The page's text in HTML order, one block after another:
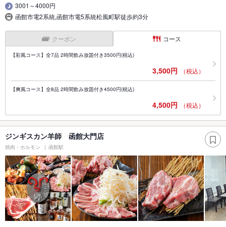
3001～4000円
函館市電2系統,函館市電5系統松風町駅徒歩約3分
クーポン コース
【彩風コース】全7品 2時間飲み放題付き3500円(税込)
3,500円 （税込）
【爽風コース】全8品 2時間飲み放題付き4500円(税込)
4,500円 （税込）
ジンギスカン羊師 函館大門店
焼肉・ホルモン 函館駅